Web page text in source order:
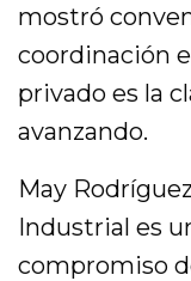
mostró
coordinación
privado es la
avanzando.
May
Industrial es
compromiso